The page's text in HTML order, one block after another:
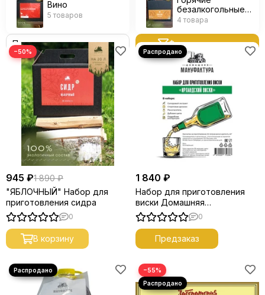
Вино
5 товаров
безалкогольные
напитки
4 товара
Фильтр товаров
−50%
945 ₽1 890 ₽
"ЯБЛОЧНЫЙ" Набор для
приготовления сидра
0
В корзину
1 840 ₽
Набор для приготовления
виски Домашняя
Мануфактура “Ирландский
виски”
0
Предзаказ
−55%